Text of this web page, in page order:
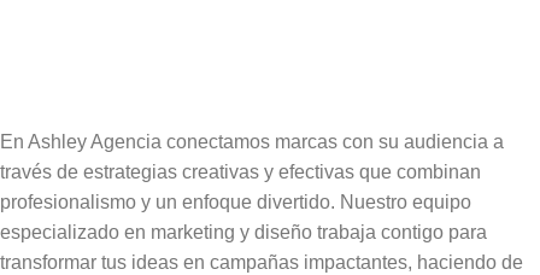
En Ashley Agencia conectamos marcas con su audiencia a
través de estrategias creativas y efectivas que combinan
profesionalismo y un enfoque divertido. Nuestro equipo
especializado en marketing y diseño trabaja contigo para
transformar tus ideas en campañas impactantes, haciendo de